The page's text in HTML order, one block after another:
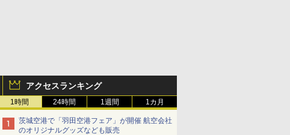
アクセスランキング
1時間 24時間 1週間 1カ月
茨城空港で「羽田空港フェア」が開催 航空会社
のオリジナルグッズなども販売